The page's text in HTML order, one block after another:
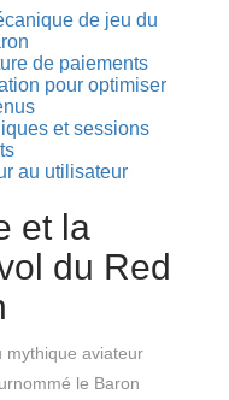
de jeu du
de paiements
pour optimiser
et sessions
au utilisateur
et la
du Red
mythique aviateur
le Baron